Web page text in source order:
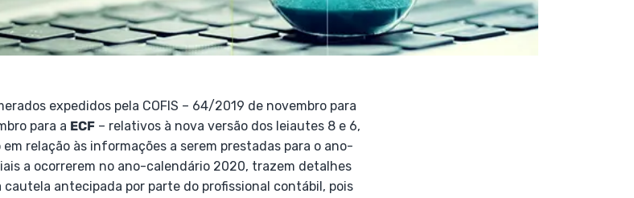
expedidos pela COFIS – 64/2019 de novembro para
para a ECF– relativos à nova versão dos leiautes 8 e 6,
relação às informações a serem prestadas para o ano-
a ocorrerem no ano-calendário 2020, trazem detalhes
antecipada por parte do profissional contábil, pois